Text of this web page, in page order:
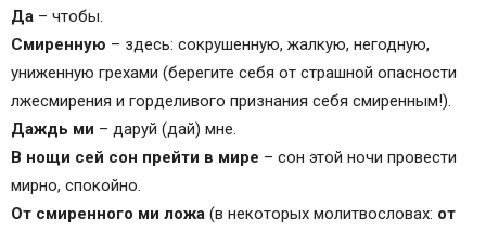
Да – чтобы.
Смиренную – здесь: сокрушенную, жалкую, негодную,
униженную грехами (берегите себя от страшной опасности
лжесмирения и горделивого признания себя смиренным!).
Даждь ми – даруй (дай) мне.
В нощи сей сон прейти в мире – сон этой ночи провести
мирно, спокойно.
От смиренного ми ложа (в некоторых молитвословах: от